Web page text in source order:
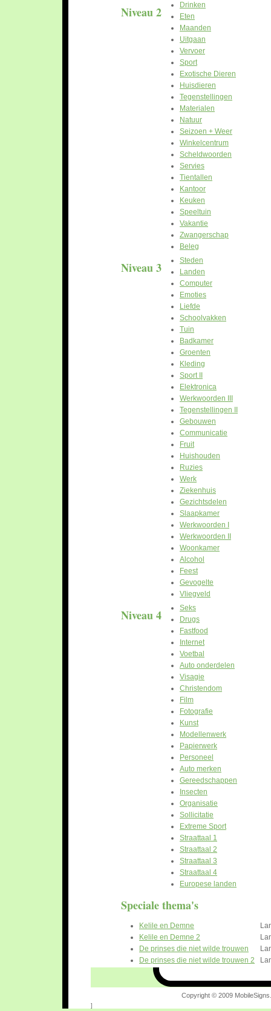
Niveau 2
Drinken
Eten
Maanden
Uitgaan
Vervoer
Sport
Exotische Dieren
Huisdieren
Tegenstellingen
Materialen
Natuur
Seizoen + Weer
Winkelcentrum
Scheldwoorden
Servies
Tientallen
Kantoor
Keuken
Speeltuin
Vakantie
Zwangerschap
Beleg
Niveau 3
Steden
Landen
Computer
Emoties
Liefde
Schoolvakken
Tuin
Badkamer
Groenten
Kleding
Sport II
Elektronica
Werkwoorden III
Tegenstellingen II
Gebouwen
Communicatie
Fruit
Huishouden
Ruzies
Werk
Ziekenhuis
Gezichtsdelen
Slaapkamer
Werkwoorden I
Werkwoorden II
Woonkamer
Alcohol
Feest
Gevogelte
Vliegveld
Niveau 4
Seks
Drugs
Fastfood
Internet
Voetbal
Auto onderdelen
Visagie
Christendom
Film
Fotografie
Kunst
Modellenwerk
Papierwerk
Personeel
Auto merken
Gereedschappen
Insecten
Organisatie
Sollicitatie
Extreme Sport
Straattaal 1
Straattaal 2
Straattaal 3
Straattaal 4
Europese landen
Speciale thema's
Kelile en Demne
Kelile en Demne 2
De prinses die niet wilde trouwen
De prinses die niet wilde trouwen 2
Copyright © 2009
]